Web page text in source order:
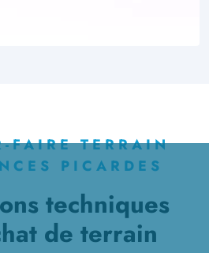
FAIRE TERRAIN
PICARDES
techniques
de terrain